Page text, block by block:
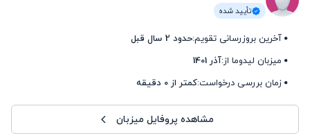
تأیید شده
آخرین بروزرسانی تقویم:حدود 2 سال قبل
میزبان لیدوما از:آذر 1401
زمان بررسی درخواست:کمتر از 0 دقیقه
مشاهده پروفایل میزبان